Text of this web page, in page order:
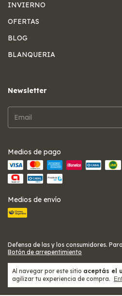
Al navegar por este sitio aceptás el
agilizar tu experiencia de compra.
INVIERNO
OFERTAS
BLOG
BLANQUERIA
Newsletter
Medios de pago
Medios de envío
Defensa de las y los consumidores.
Botón de arrepentimiento
Copyright Telas Ezeiza Alitex - 2026.